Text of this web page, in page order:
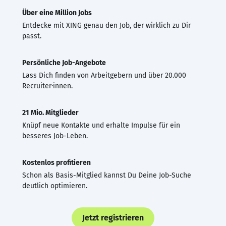
Über eine Million Jobs
Entdecke mit XING genau den Job, der wirklich zu Dir
passt.
Persönliche Job-Angebote
Lass Dich finden von Arbeitgebern und über 20.000
Recruiter·innen.
21 Mio. Mitglieder
Knüpf neue Kontakte und erhalte Impulse für ein
besseres Job-Leben.
Kostenlos profitieren
Schon als Basis-Mitglied kannst Du Deine Job-Suche
deutlich optimieren.
Jetzt registrieren